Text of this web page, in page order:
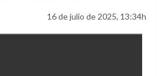
16 de julio de 2025, 13:34h